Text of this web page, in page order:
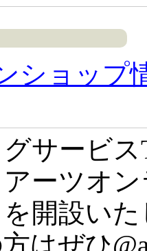
ショップ
サービ
ーツオ
開設い
はぜひ